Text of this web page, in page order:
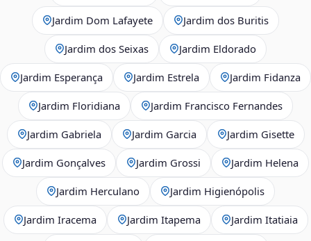
Jardim Dom Lafayete Jardim dos Buritis
Jardim dos Seixas Jardim Eldorado
Jardim Esperança Jardim Estrela Jardim Fidanza
Jardim Floridiana Jardim Francisco Fernandes
Jardim Gabriela Jardim Garcia Jardim Gisette
Jardim Gonçalves Jardim Grossi Jardim Helena
Jardim Herculano Jardim Higienópolis
Jardim Iracema Jardim Itapema Jardim Itatiaia